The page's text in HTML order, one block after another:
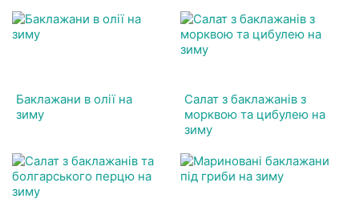
Баклажани в олії на
зиму
Салат з баклажанів з
морквою та цибулею на
зиму